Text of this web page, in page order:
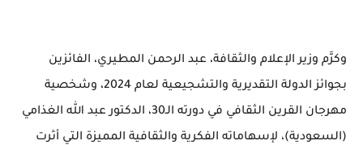
وكرَّم وزير الإعلام والثقافة، عبد الرحمن المطيري، الفائزين
بجوائز الدولة التقديرية والتشجيعية لعام 2024، وشخصية
مهرجان القرين الثقافي في دورته الـ30، الدكتور عبد الله الغذامي
(السعودية)، لإسهاماته الفكرية والثقافية المميزة التي أثرت